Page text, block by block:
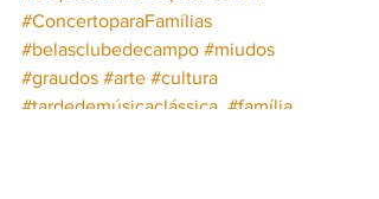
#ConcertoparaFamílias
#belasclubedecampo #miudos
#graudos #arte #cultura
#tardedemúsicaclássica #família